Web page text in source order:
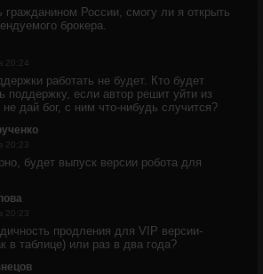
России, смогу ли я открыть
брокера.
20:24
работать не будет. Кто будет
поддержку, если автор решит уйти из
не дай бог, с ним что-нибудь случится?
20:23
будет выпуск версии робота для
20:23
продления для VIP версии-
в таблице) или раз в два года?